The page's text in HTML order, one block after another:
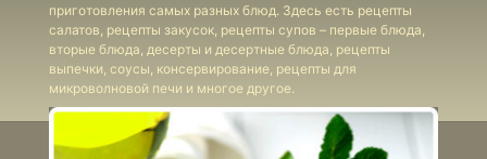
приготовления самых разных блюд. Здесь есть рецепты
салатов, рецепты закусок, рецепты супов – первые блюда,
вторые блюда, десерты и десертные блюда, рецепты
выпечки, соусы, консервирование, рецепты для
микроволновой печи и многое другое.
Блюдо с сыром
печеное
шведское